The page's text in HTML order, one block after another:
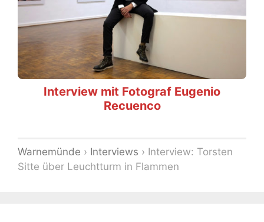
Interview mit Fotograf Eugenio
Recuenco
Warnemünde › Interviews › Interview: Torsten
Sitte über Leuchtturm in Flammen